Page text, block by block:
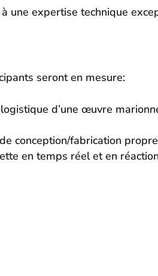
une expertise technique
seront en mesure:
d’une œuvre
conception/fabrication
en temps réel et en